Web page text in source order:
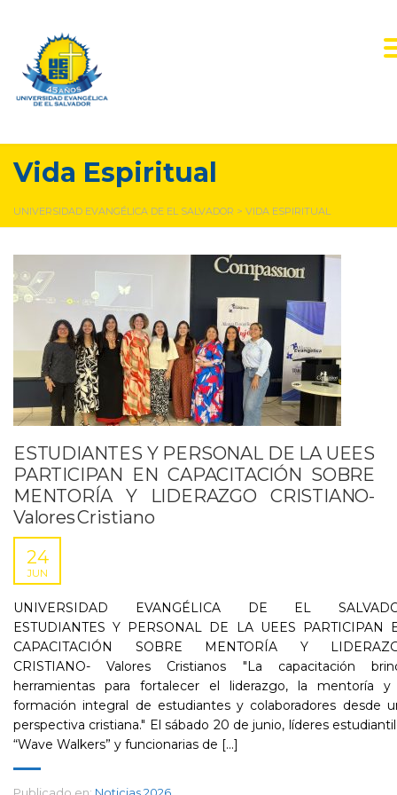
Vida Espiritual
UNIVERSIDAD EVANGÉLICA DE EL SALVADOR > VIDA ESPIRITUAL
ESTUDIANTES Y PERSONAL DE LA UEES
PARTICIPAN EN CAPACITACIÓN SOBRE
MENTORÍA Y LIDERAZGO CRISTIANO-
Valores Cristiano
24
JUN
UNIVERSIDAD EVANGÉLICA DE EL
ESTUDIANTES Y PERSONAL DE LA UEES PARTICIPAN
CAPACITACIÓN SOBRE MENTORÍA Y
CRISTIANO- Valores Cristianos "La capacitación
herramientas para fortalecer el liderazgo, la mentoría y
formación integral de estudiantes y colaboradores desde
perspectiva cristiana." El sábado 20 de junio, líderes
“Wave Walkers” y funcionarias de [...]